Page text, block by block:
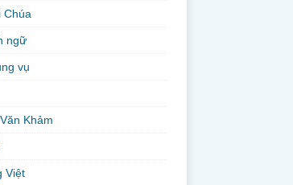
Chúa
ngữ
vụ
Khảm
Việt